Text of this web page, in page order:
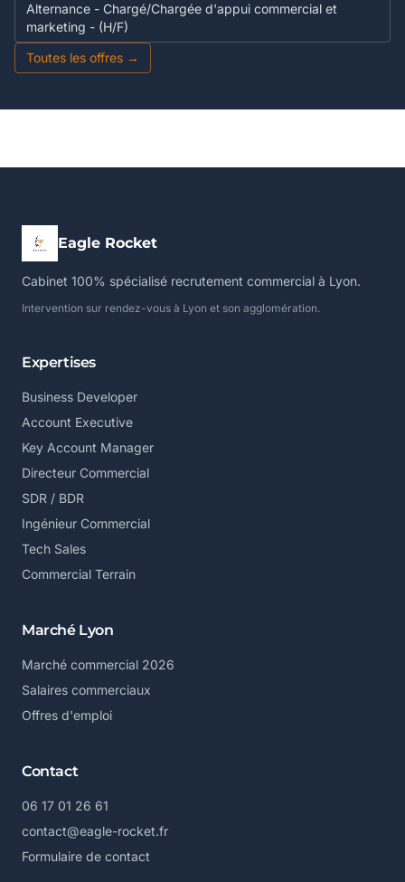
Alternance - Chargé/Chargée d'appui commercial et
marketing - (H/F)
Toutes les offres →
Eagle Rocket
Cabinet 100% spécialisé recrutement commercial à Lyon.
Intervention sur rendez-vous à Lyon et son agglomération.
Expertises
Business Developer
Account Executive
Key Account Manager
Directeur Commercial
SDR / BDR
Ingénieur Commercial
Tech Sales
Commercial Terrain
Marché Lyon
Marché commercial 2026
Salaires commerciaux
Offres d'emploi
Contact
06 17 01 26 61
contact@eagle-rocket.fr
Formulaire de contact